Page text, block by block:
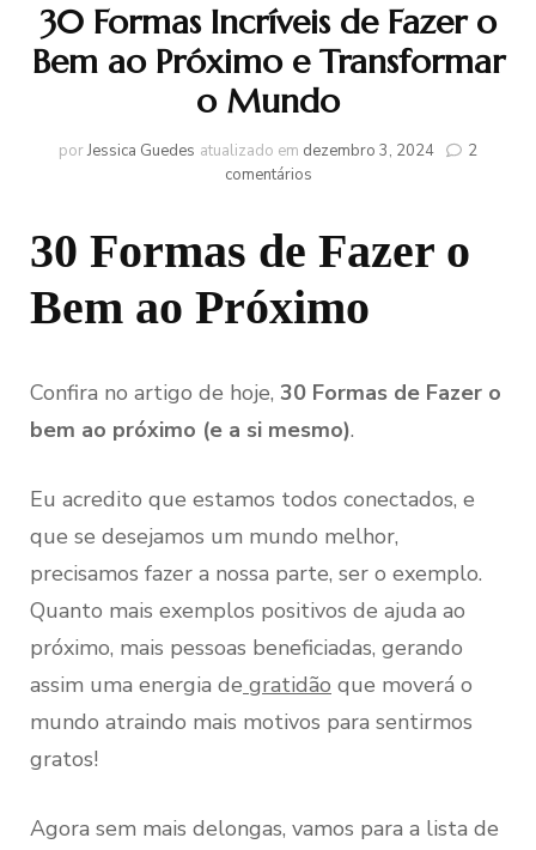
30 Formas Incríveis de Fazer o
Bem ao Próximo e Transformar
o Mundo
porJessica Guedes atualizado em dezembro 3, 2024
2
comentáriosem
Incríveis
de
o
Próximo
Transformar
30 Formas de Fazer o
Bem ao Próximo
Confira no artigo de hoje, 30 Formas de Fazer o
bem ao próximo (e a si mesmo).
Eu acredito que estamos todos conectados, e
que se desejamos um mundo melhor,
precisamos fazer a nossa parte, ser o exemplo.
Quanto mais exemplos positivos de ajuda ao
próximo, mais pessoas beneficiadas, gerando
assim uma energia de gratidão que moverá o
mundo atraindo mais motivos para sentirmos
gratos!
Agora sem mais delongas, vamos para a lista de